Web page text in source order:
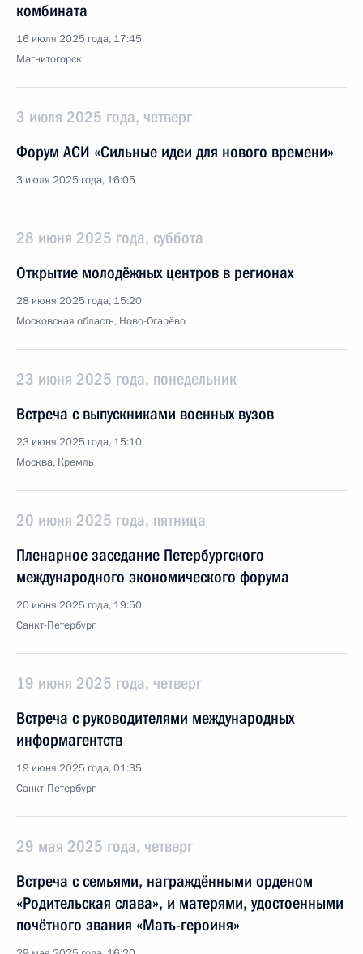
комбината
16 июля 2025 года, 17:45
Магнитогорск
3 июля 2025 года, четверг
Форум АСИ «Сильные идеи для нового времени»
3 июля 2025 года, 16:05
28 июня 2025 года, суббота
Открытие молодёжных центров в регионах
28 июня 2025 года, 15:20
Московская область, Ново-Огарёво
23 июня 2025 года, понедельник
Встреча с выпускниками военных вузов
23 июня 2025 года, 15:10
Москва, Кремль
20 июня 2025 года, пятница
Пленарное заседание Петербургского
международного экономического форума
20 июня 2025 года, 19:50
Санкт-Петербург
19 июня 2025 года, четверг
Встреча с руководителями международных
информагентств
19 июня 2025 года, 01:35
Санкт-Петербург
29 мая 2025 года, четверг
Встреча с семьями, награждёнными орденом
«Родительская слава», и матерями, удостоенными
почётного звания «Мать-героиня»